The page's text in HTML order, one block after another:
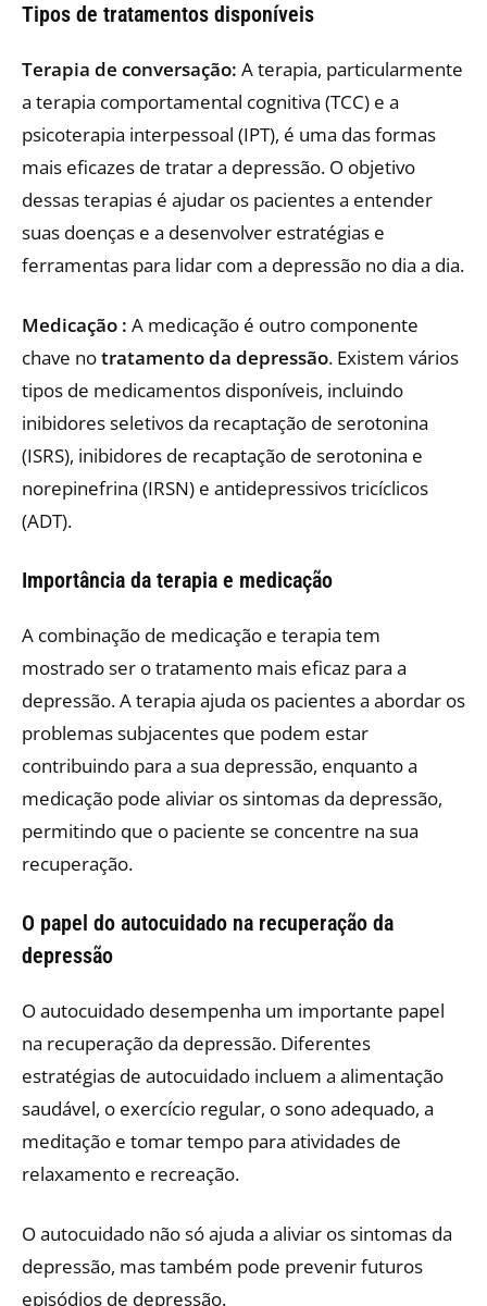
Tipos de tratamentos disponíveis
Terapia de conversação: A terapia, particularmente
a terapia comportamental cognitiva (TCC) e a
psicoterapia interpessoal (IPT), é uma das formas
mais eficazes de tratar a depressão. O objetivo
dessas terapias é ajudar os pacientes a entender
suas doenças e a desenvolver estratégias e
ferramentas para lidar com a depressão no dia a dia.
Medicação : A medicação é outro componente
chave notratamento da depressão. Existem vários
tipos de medicamentos disponíveis, incluindo
inibidores seletivos da recaptação de serotonina
(ISRS), inibidores de recaptação de serotonina e
norepinefrina (IRSN) e antidepressivos tricíclicos
(ADT).
Importância da terapia e medicação
A combinação de medicação e terapia tem
mostrado ser o tratamento mais eficaz para a
depressão. A terapia ajuda os pacientes a abordar os
problemas subjacentes que podem estar
contribuindo para a sua depressão, enquanto a
medicação pode aliviar os sintomas da depressão,
permitindo que o paciente se concentre na sua
recuperação.
O papel do autocuidado na recuperação da
depressão
O autocuidado desempenha um importante papel
na recuperação da depressão. Diferentes
estratégias de autocuidado incluem a alimentação
saudável, o exercício regular, o sono adequado, a
meditação e tomar tempo para atividades de
relaxamento e recreação.
O autocuidado não só ajuda a aliviar os sintomas da
depressão, mas também pode prevenir futuros
episódios de depressão.